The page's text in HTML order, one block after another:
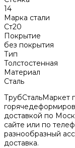
14
Марка стали
Ст20
Покрытие
без покрытия
Тип
Толстостенная
Материал
Сталь
ТрубСтальМаркет
доставкой по
сайте или по
разнообразный
доставка.